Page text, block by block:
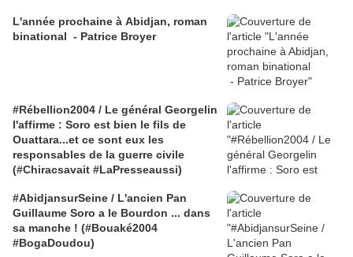
L'année prochaine à Abidjan, roman
binational - Patrice Broyer
#Rébellion2004 / Le général Georgelin
l'affirme : Soro est bien le fils de
Ouattara...et ce sont eux les
responsables de la guerre civile
(#Chiracsavait #LaPresseaussi)
#AbidjansurSeine / L'ancien Pan
Guillaume Soro a le Bourdon ... dans
sa manche ! (#Bouaké2004
#BogaDoudou)